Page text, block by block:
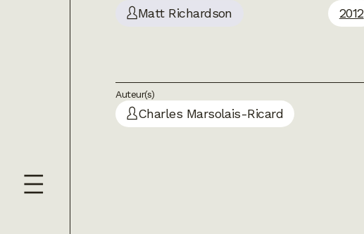
Matt Richardson 2012
Auteur(s)
Charles Marsolais-Ricard